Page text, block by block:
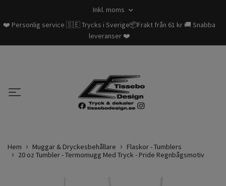
Inkl. moms
❤️ Personlig service 🇸🇪 Trycks i Sverige📦Frakt från 61 kr 🚚 Snabba
leveranser ❤️
Hem Muggar & Dryckesbehållare
Flaskor - Tumblers
20 oz Tumbler - Termomugg Med Tryck - Pride Regnbågsmotiv